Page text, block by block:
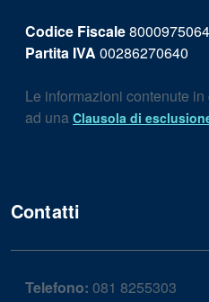
Codice Fiscale
Partita IVA 00286270640
Le informazioni contenute
ad una Clausola di
Contatti
Telefono: 081 8255303